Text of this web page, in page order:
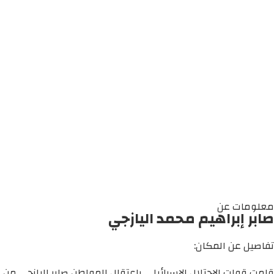
معلومات عن
صابر إبراهيم محمد اليازجي
تفاصيل عن المكان: